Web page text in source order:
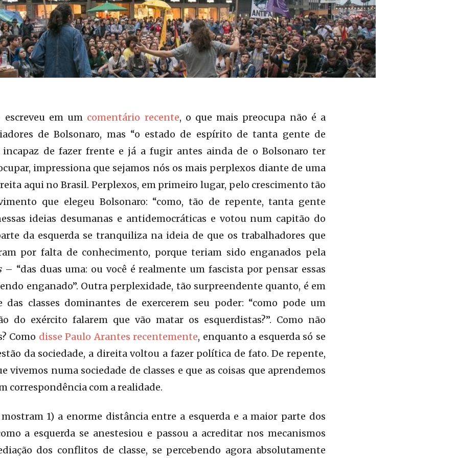
escreveu em um comentário recente, o que mais preocupa não é a
de Bolsonaro, mas “o estado de espírito de tanta gente de
incapaz de fazer frente e já a fugir antes ainda de o Bolsonaro ter
impressiona que sejamos nós os mais perplexos diante de uma
aqui no Brasil. Perplexos, em primeiro lugar, pelo crescimento tão
que elegeu Bolsonaro: “como, tão de repente, tanta gente
ideias desumanas e antidemocráticas e votou num capitão do
da esquerda se tranquiliza na ideia de que os trabalhadores que
por falta de conhecimento, porque teriam sido enganados pela
– “das duas uma: ou você é realmente um fascista por pensar essas
enganado”. Outra perplexidade, tão surpreendente quanto, é em
das classes dominantes de exercerem seu poder: “como pode um
do exército falarem que vão matar os esquerdistas?”. Como não
Como disse Paulo Arantes recentemente, enquanto a esquerda só se
da sociedade, a direita voltou a fazer política de fato. De repente,
vivemos numa sociedade de classes e que as coisas que aprendemos
correspondência com a realidade.
1) a enorme distância entre a esquerda e a maior parte dos
a esquerda se anestesiou e passou a acreditar nos mecanismos
dos conflitos de classe, se percebendo agora absolutamente